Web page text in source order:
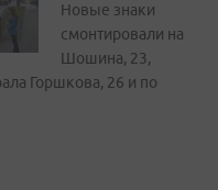
Новые знаки
смонтировали на
Шошина, 23,
Горшкова, 26 и по